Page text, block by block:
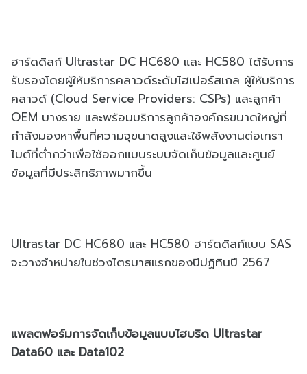
ฮาร์ดดิสก์ Ultrastar DC HC680 และ HC580 ได้รับการ
รับรองโดยผู้ให้บริการคลาวด์ระดับไฮเปอร์สเกล ผู้ให้บริการ
คลาวด์ (Cloud Service Providers: CSPs) และลูกค้า
OEM บางราย และพร้อมบริการลูกค้าองค์กรขนาดใหญ่ที่
กำลังมองหาพื้นที่ความจุขนาดสูงและใช้พลังงานต่อเทรา
ไบต์ที่ต่ำกว่าเพื่อใช้ออกแบบระบบจัดเก็บข้อมูลและศูนย์
ข้อมูลที่มีประสิทธิภาพมากขึ้น
Ultrastar DC HC680 และ HC580 ฮาร์ดดิสก์แบบ SAS
จะวางจำหน่ายในช่วงไตรมาสแรกของปีปฏิทินปี 2567
แพลตฟอร์มการจัดเก็บข้อมูลแบบไฮบริด Ultrastar
Data60 และ Data102